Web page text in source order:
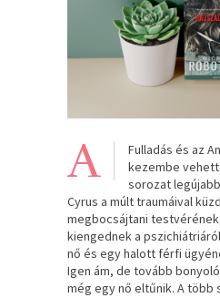
A
Fulladás és az
kezembe
sorozat
Cyrus a múlt traumáival
megbocsájtani
kiengednek a
nő és egy halott férfi
Igen ám, de tovább
még egy nő eltűnik. A több